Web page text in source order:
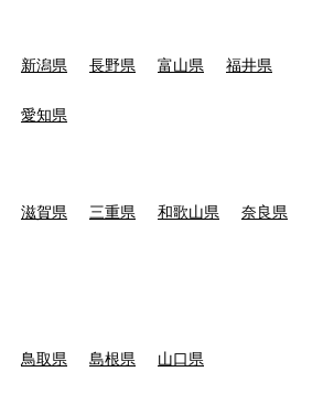
新潟県 長野県 富山県 福井県
愛知県
滋賀県 三重県 和歌山県 奈良県
鳥取県 島根県 山口県